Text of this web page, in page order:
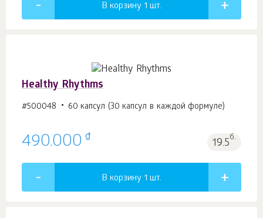
В корзину 1 шт.
Healthy Rhythms
#500048 60 капсул (30 капсул в каждой формуле)
490.000 ₫ 19.5б.
В корзину 1 шт.